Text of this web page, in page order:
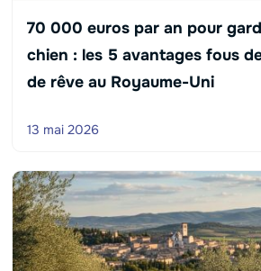
70 000 euros par an pour
chien : les 5 avantages fous
de rêve au Royaume-Uni
13 mai 2026